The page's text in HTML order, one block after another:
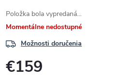
Položka bola vypredaná…
Momentálne nedostupné
Možnosti doručenia
€159